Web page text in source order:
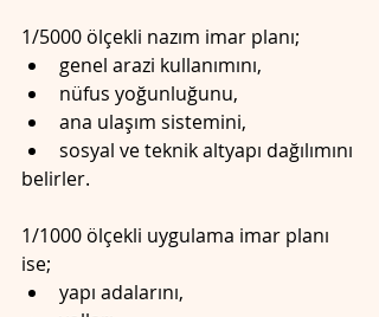
1/5000 ölçekli nazım imar planı;
genel arazi kullanımını,
nüfus yoğunluğunu,
ana ulaşım sistemini,
sosyal ve teknik altyapı dağılımını
belirler.
1/1000 ölçekli uygulama imar planı
ise;
yapı adalarını,